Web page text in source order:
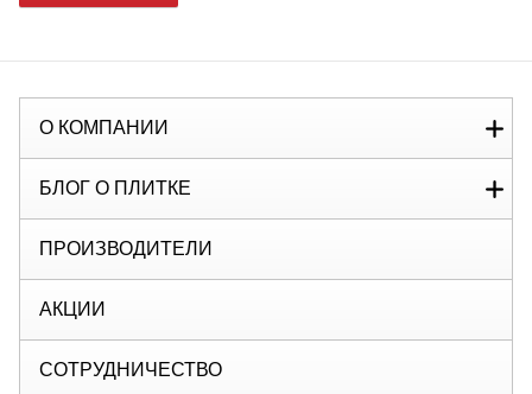
О КОМПАНИИ
БЛОГ О ПЛИТКЕ
ПРОИЗВОДИТЕЛИ
АКЦИИ
СОТРУДНИЧЕСТВО